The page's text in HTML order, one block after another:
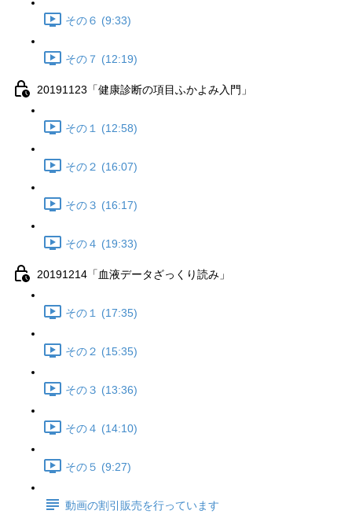
その６ (9:33)
その７ (12:19)
20191123「健康診断の項目ふかよみ入門」
その１ (12:58)
その２ (16:07)
その３ (16:17)
その４ (19:33)
20191214「血液データざっくり読み」
その１ (17:35)
その２ (15:35)
その３ (13:36)
その４ (14:10)
その５ (9:27)
動画の割引販売を行っています